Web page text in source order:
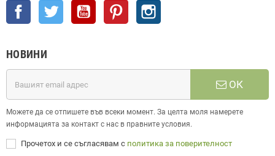
Facebook Twitter YouTube Pinterest
НОВИНИ
ОК
Можете да се отпишете във всеки момент. За целта моля намерете
информацията за контакт с нас в правните условия.
Прочетох и се съгласявам с политика за поверителност